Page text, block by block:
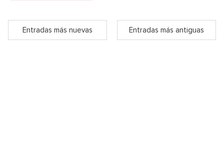
Entradas más nuevas Entradas más antiguas